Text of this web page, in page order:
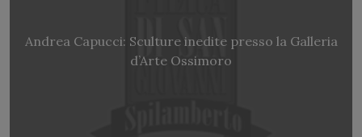
Andrea Capucci: Sculture inedite presso la Galleria
d’Arte Ossimoro